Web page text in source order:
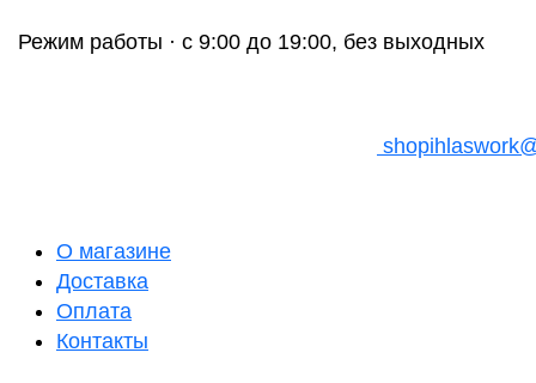
Режим работы · с 9:00 до 19:00, без выходных
О магазине
Доставка
Оплата
Контакты